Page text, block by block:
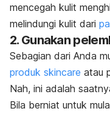
mencegah kulit
melindungi kulit dari
2. Gunakan
Sebagian dari Anda
produk skincare atau
Nah, ini adalah
Bila berniat untuk